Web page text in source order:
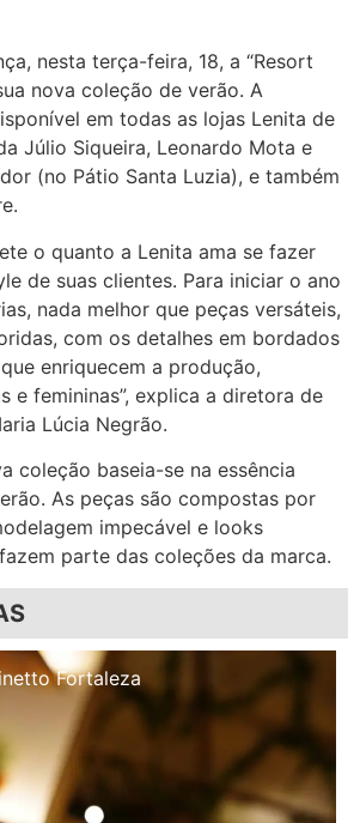
nesta terça-feira, 18, a “Resort
nova coleção de verão. A
em todas as lojas Lenita de
Júlio Siqueira, Leonardo Mota e
(no Pátio Santa Luzia), e também
o quanto a Lenita ama se fazer
de suas clientes. Para iniciar o ano
nada melhor que peças versáteis,
com os detalhes em bordados
enriquecem a produção,
e femininas”, explica a diretora de
Lúcia Negrão.
coleção baseia-se na essência
As peças são compostas por
impecável e looks
parte das coleções da marca.
Café